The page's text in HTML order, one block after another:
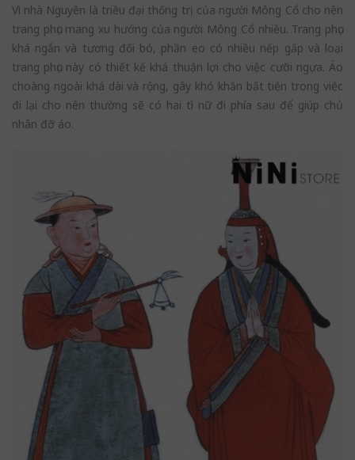
Vì nhà Nguyên là triều đại thống trị của người Mông Cổ cho nên
trang phục mang xu hướng của người Mông Cổ nhiều. Trang phục
khá ngắn và tương đối bó, phần eo có nhiều nếp gấp và loại
trang phục này có thiết kế khá thuận lợi cho việc cưỡi ngựa. Áo
choàng ngoài khá dài và rộng, gây khó khăn bất tiện trong việc
đi lại cho nên thường sẽ có hai tì nữ đi phía sau để giúp chủ
nhân đỡ áo.